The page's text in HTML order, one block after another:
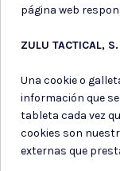
página web
ZULU TACTICAL,
Una cookie o
información que
tableta cada vez
cookies son
externas que